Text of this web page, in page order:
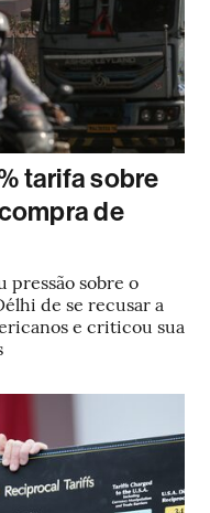
tarifa sobre
de
pressão sobre o
de se recusar a
e criticou sua